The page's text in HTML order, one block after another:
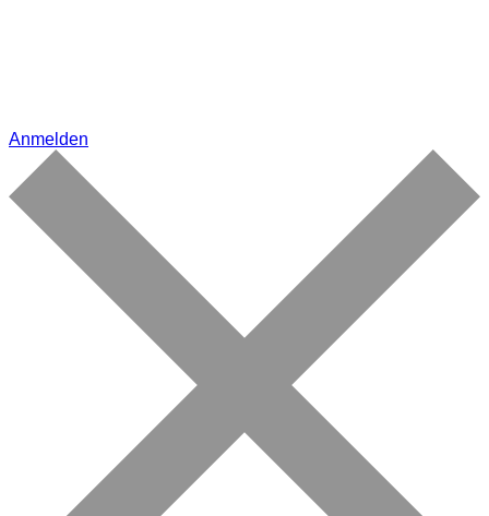
Anmelden